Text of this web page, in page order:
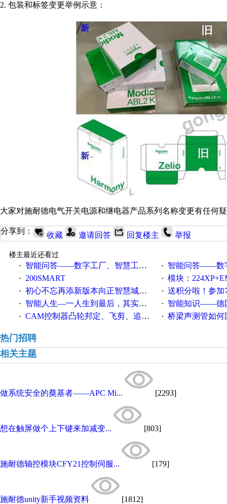
2. 包装和标签变更举例示意：
大家对施耐德电气开关电源和继电器产品系列名称变更有任何
分享到： 收藏 邀请回答 回复楼主 举报
楼主最近还看过
·
智能问答——数字工厂、智慧工厂和智能制造三者的区别是什么？ · 智能问答——数字化工厂与
· 200SMART · 模块：
· 初心不忘再添新版本向正智慧城市云展厅3.0版亮相 · 送积分啦！参加7月6日
· 智能人生—一人生到最后，其实拼的都是人品 · 智能知识——德国工业崛起
· CAM控制器凸轮邦定、飞剪、追剪等C功能块 · 桥梁声测管如何固
热门招聘
相关主题
做系统安全的奠基者——APC Mi... [2293]
想在触屏做个上下键来加减变... [803]
施耐德轴控模块CFY21控制伺服... [179]
施耐德unity新手视频资料 [1812]